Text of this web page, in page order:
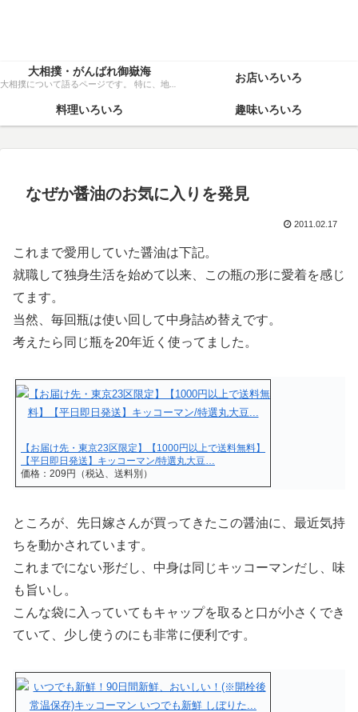
大相撲・がんばれ御嶽海
大相撲について語るページです。 特に、地元力士・御嶽海関を、粘り強く応援いたします！ お店いろいろ
料理いろいろ 趣味いろいろ
なぜか醤油のお気に入りを発見
2011.02.17
これまで愛用していた醤油は下記。
就職して独身生活を始めて以来、この瓶の形に愛着を感じ
てます。
当然、毎回瓶は使い回して中身詰め替えです。
考えたら同じ瓶を20年近く使ってました。
【お届け先・東京23区限定】【1000円以上で送料無料】
【平日即日発送】キッコーマン/特選丸大豆…
価格：209円（税込、送料別）
ところが、先日嫁さんが買ってきたこの醤油に、最近気持
ちを動かされています。
これまでにない形だし、中身は同じキッコーマンだし、味
も旨いし。
こんな袋に入っていてもキャップを取ると口が小さくでき
ていて、少し使うのにも非常に便利です。